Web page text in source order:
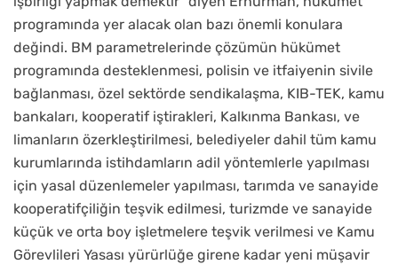
programında yer alacak olan bazı önemli konulara
değindi. BM parametrelerinde çözümün hükümet
programında desteklenmesi, polisin ve itfaiyenin sivile
bağlanması, özel sektörde sendikalaşma, KIB-TEK, kamu
bankaları, kooperatif iştirakleri, Kalkınma Bankası, ve
limanların özerkleştirilmesi, belediyeler dahil tüm kamu
kurumlarında istihdamların adil yöntemlerle yapılması
için yasal düzenlemeler yapılması, tarımda ve sanayide
kooperatifçiliğin teşvik edilmesi, turizmde ve sanayide
küçük ve orta boy işletmelere teşvik verilmesi ve Kamu
Görevlileri Yasası yürürlüğe girene kadar yeni müşavir